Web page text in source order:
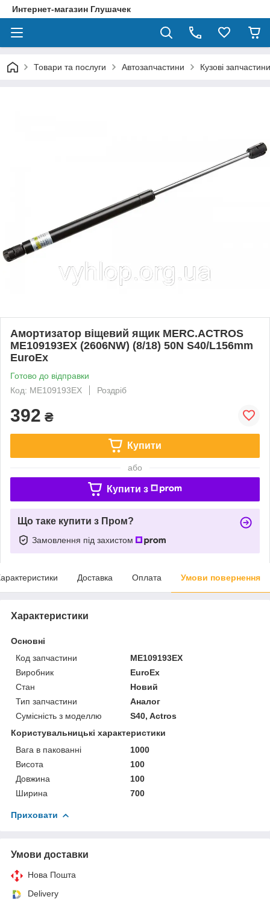
Интернет-магазин Глушачек
Товари та послуги Автозапчастини Кузові запчастини
Амортизатор віщевий ящик MERC.ACTROS
ME109193EX (2606NW) (8/18) 50N S40/L156mm
EuroEx
Готово до відправки
Код: ME109193EX
Роздріб
392 ₴
Купити
або
Купити з
Що таке купити з Пром?
Замовлення під захистом
Доставка Оплата Умови повернення
Характеристики
Основні
Код запчастини
ME109193EX
Виробник
EuroEx
Стан
Новий
Тип запчастини
Аналог
Сумісність з моделлю
S40, Actros
Користувальницькі характеристики
Вага в пакованні
1000
Висота
100
Довжина
100
Ширина
700
Приховати
Умови доставки
Нова Пошта
Delivery